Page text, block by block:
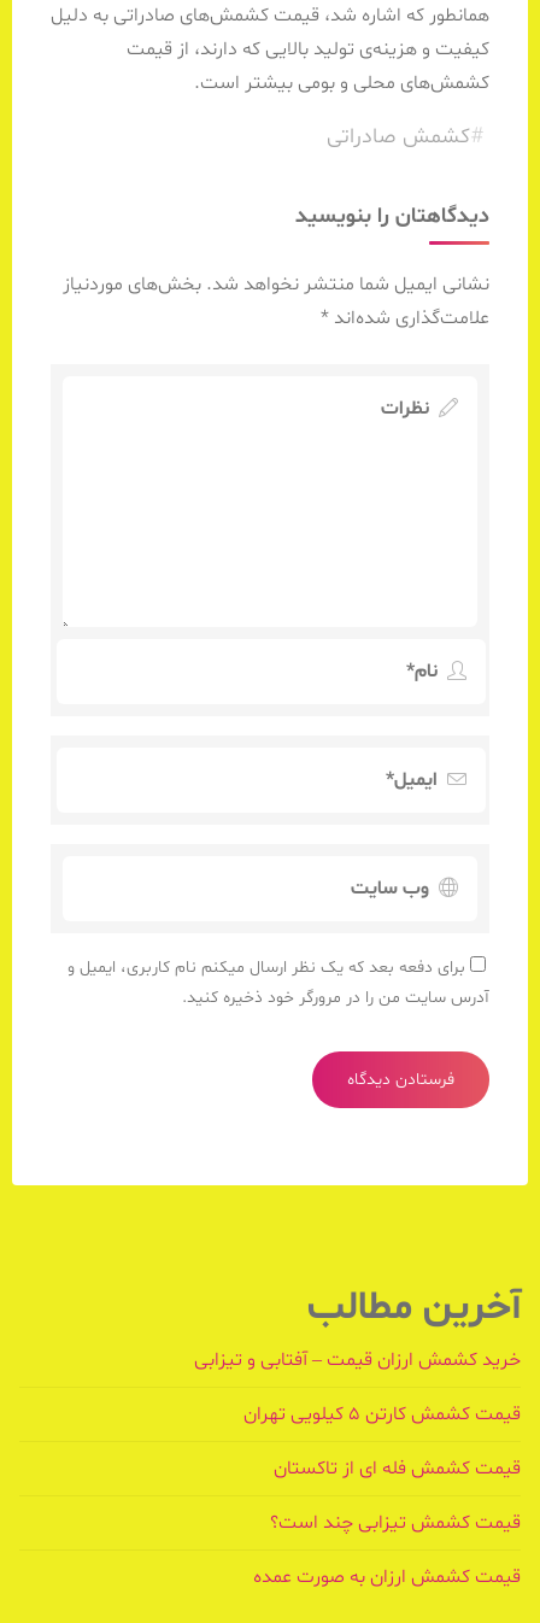
همانطور که اشاره شد، قیمت کشمش‌های صادراتی به دلیل
کیفیت و هزینه‌ی تولید بالایی که دارند، از قیمت
کشمش‌های محلی و بومی بیشتر است.
#کشمش صادراتی
دیدگاهتان را بنویسید
نشانی ایمیل شما منتشر نخواهد شد. بخش‌های موردنیاز
علامت‌گذاری شده‌اند *
برای دفعه بعد که یک نظر ارسال میکنم نام کاربری، ایمیل و
آدرس سایت من را در مرورگر خود ذخیره کنید.
آخرین مطالب
خرید کشمش ارزان قیمت – آفتابی و تیزابی
قیمت کشمش کارتن ۵ کیلویی تهران
قیمت کشمش فله ای از تاکستان
قیمت کشمش تیزابی چند است؟
قیمت کشمش ارزان به صورت عمده